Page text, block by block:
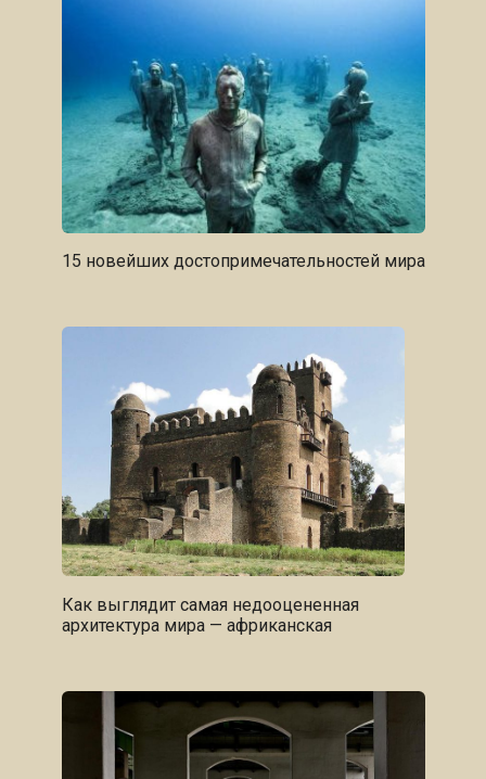
15 новейших достопримечательностей мира
Как выглядит самая недооцененная
архитектура мира — африканская